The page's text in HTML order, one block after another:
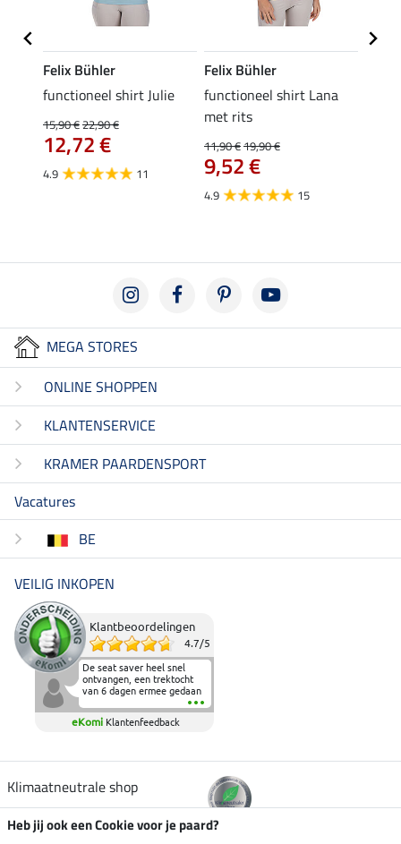
Felix Bühler
functioneel shirt Julie
15,90 €22,90 €
12,72 €
4.9 11
Felix Bühler
functioneel shirt Lana
met rits
11,90 €19,90 €
9,52 €
4.9 15
MEGA STORES
ONLINE SHOPPEN
KLANTENSERVICE
KRAMER PAARDENSPORT
Vacatures
BE
VEILIG INKOPEN
Klantbeoordelingen
4.7/5
De seat saver heel snel
ontvangen, een trektocht
van 6 dagen ermee gedaan
en deze heeft de beproeving
fantastisch doorstaan.
Heerlijk zacht om op te
elkaar in het zadel.
eKomi Klantenfeedback
Klimaatneutrale shop
Heb jij ook een Cookie voor je paard?